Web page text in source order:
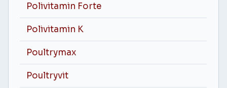
Polivitamin Forte
Polivitamin K
Poultrymax
Poultryvit